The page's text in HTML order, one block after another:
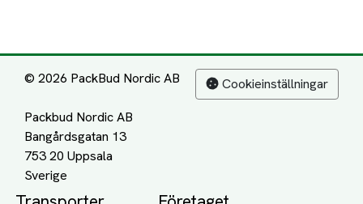
© 2026 PackBud Nordic AB
Packbud Nordic AB
Bangårdsgatan 13
753 20 Uppsala
Cookieinställningar